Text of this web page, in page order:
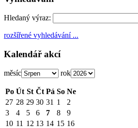
Hledaný výraz:
rozšířené vyhledávání ...
Kalendář akcí
měsíc rok
Po Út St Čt Pá So Ne
27 28 29 30 31 1
2
3
4 5 6 7 8
9
10 11 12 13 14 15 16